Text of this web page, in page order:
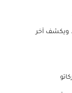
ويكشف آخر